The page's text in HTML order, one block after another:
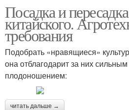
Посадка и
китайского.
требования
Подобрать «нравящиеся»
она отблагодарит за них
плодоношением:
читать дальше →